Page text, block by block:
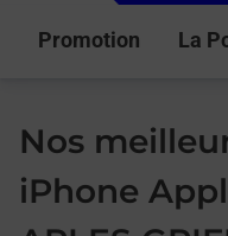
Promotion La
Nos
iPhone